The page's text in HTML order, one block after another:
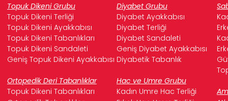
Topuk Dikeni Grubu Diyabet Grubu
Topuk Dikeni Terliği
Diyabet Ayakkabısı
Topuk Dikeni Ayakkabısı
Diyabet Terliği
Topuk Dikeni Tabanlıkları
Diyabet Sandaleti
Topuk Dikeni Sandaleti
Geniş Diyabet Ayakkabısı
Geniş Topuk Dikeni Ayakkabısı Diyabetik Tabanlık
Ortopedik Deri Tabanlıklar
Hac ve Umre Grubu
Topuk Dikeni Tabanlıkları
Kadın Umre Hac Terliği